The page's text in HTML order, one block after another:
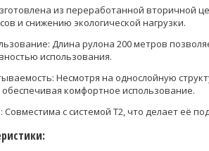
из переработанной вторичной
и снижению экологической нагрузки.
Длина рулона 200 метров
использования.
Несмотря на однослойную
комфортное использование.
Совместима с системой T2, что делает её